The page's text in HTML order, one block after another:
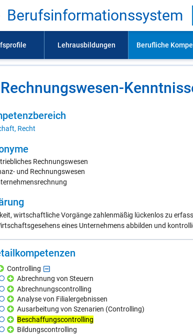
Be­rufs­in­for­ma­ti­ons­sys­tem
Rech­nungs­we­sen-
Recht
Rechnungswesen
und Rechnungswesen
wirtschaftliche Vorgänge zahlenmäßig lückenlos zu
eines Unternehmens abbilden und
Controlling
Abrechnung von Steuern
Abrechnungscontrolling
Analyse von Filialergebnissen
Ausarbeitung von Szenarien (Controlling)
Beschaffungscontrolling
Bildungscontrolling